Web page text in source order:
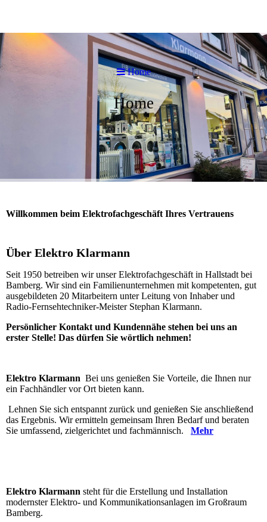
Home
Willkommen beim Elektrofachgeschäft Ihres Vertrauens
Über Elektro Klarmann
Seit 1950 betreiben wir unser Elektrofachgeschäft in Hallstadt bei
Bamberg. Wir sind ein Familienunternehmen mit kompetenten, gut
ausgebildeten 20 Mitarbeitern unter Leitung von Inhaber und
Radio-Fernsehtechniker-Meister Stephan Klarmann.
Persönlicher Kontakt und Kundennähe stehen bei uns an
erster Stelle! Das dürfen Sie wörtlich nehmen!
Elektro Klarmann Bei uns genießen Sie Vorteile, die Ihnen nur
ein Fachhändler vor Ort bieten kann.
Lehnen Sie sich entspannt zurück und genießen Sie anschließend
das Ergebnis. Wir ermitteln gemeinsam Ihren Bedarf und beraten
Sie umfassend, zielgerichtet und fachmännisch. Mehr
Elektro Klarmann steht für die Erstellung und Installation
modernster Elektro- und Kommunikationsanlagen im Großraum
Bamberg.
Home